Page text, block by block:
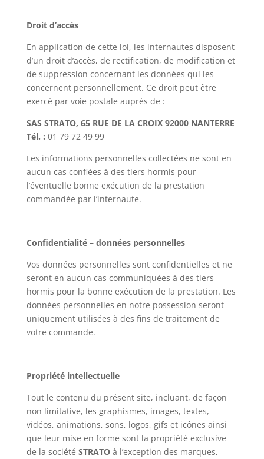
Droit d’accès
En application de cette loi, les internautes disposent
d’un droit d’accès, de rectification, de modification et
de suppression concernant les données qui les
concernent personnellement. Ce droit peut être
exercé par voie postale auprès de :
SAS STRATO, 65 RUE DE LA CROIX 92000 NANTERRE
Tél. : 01 79 72 49 99
Les informations personnelles collectées ne sont en
aucun cas confiées à des tiers hormis pour
l’éventuelle bonne exécution de la prestation
commandée par l’internaute.
Confidentialité – données personnelles
Vos données personnelles sont confidentielles et ne
seront en aucun cas communiquées à des tiers
hormis pour la bonne exécution de la prestation. Les
données personnelles en notre possession seront
uniquement utilisées à des fins de traitement de
votre commande.
Propriété intellectuelle
Tout le contenu du présent site, incluant, de façon
non limitative, les graphismes, images, textes,
vidéos, animations, sons, logos, gifs et icônes ainsi
que leur mise en forme sont la propriété exclusive
de la société STRATOà l’exception des marques,